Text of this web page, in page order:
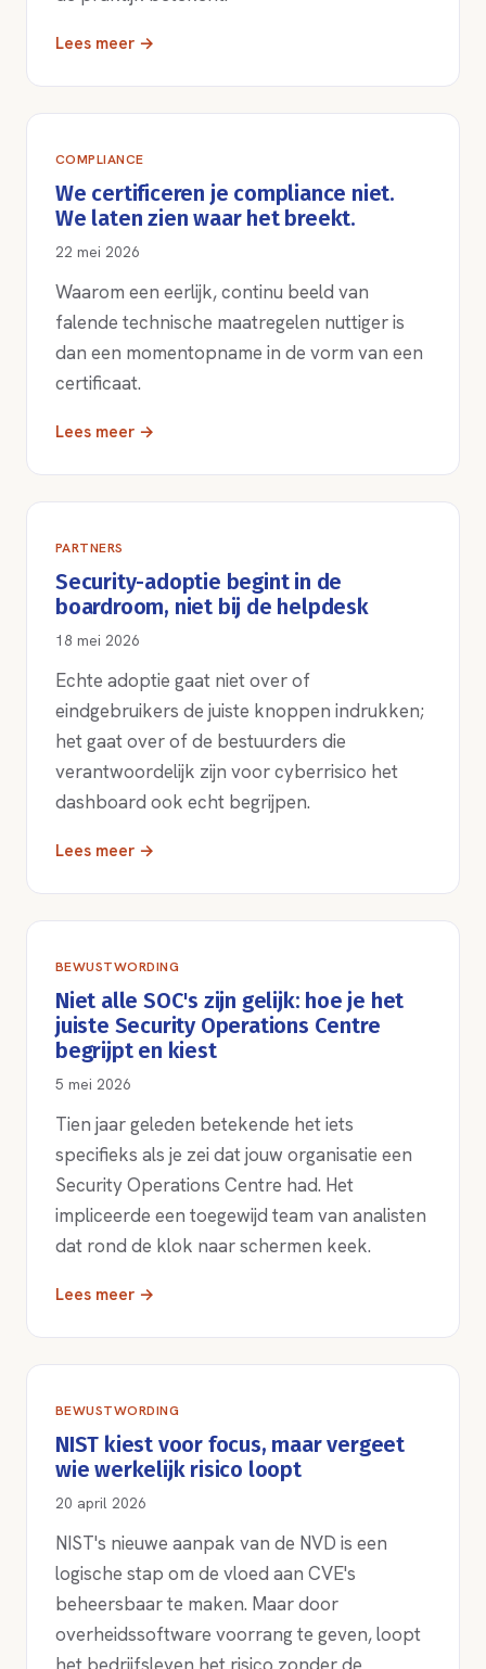
Lees meer →
COMPLIANCE
We certificeren je compliance niet.
We laten zien waar het breekt.
22 mei 2026
Waarom een eerlijk, continu beeld van
falende technische maatregelen nuttiger is
dan een momentopname in de vorm van een
certificaat.
Lees meer →
PARTNERS
Security-adoptie begint in de
boardroom, niet bij de helpdesk
18 mei 2026
Echte adoptie gaat niet over of
eindgebruikers de juiste knoppen indrukken;
het gaat over of de bestuurders die
verantwoordelijk zijn voor cyberrisico het
dashboard ook echt begrijpen.
Lees meer →
BEWUSTWORDING
Niet alle SOC's zijn gelijk: hoe je het
juiste Security Operations Centre
begrijpt en kiest
5 mei 2026
Tien jaar geleden betekende het iets
specifieks als je zei dat jouw organisatie een
Security Operations Centre had. Het
impliceerde een toegewijd team van analisten
dat rond de klok naar schermen keek.
Lees meer →
BEWUSTWORDING
NIST kiest voor focus, maar vergeet
wie werkelijk risico loopt
20 april 2026
NIST's nieuwe aanpak van de NVD is een
logische stap om de vloed aan CVE's
beheersbaar te maken. Maar door
overheidssoftware voorrang te geven, loopt